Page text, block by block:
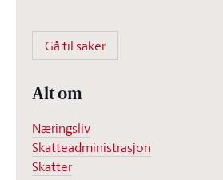
Gå til saker
Alt om
Næringsliv
Skatteadministrasjon
Skatter